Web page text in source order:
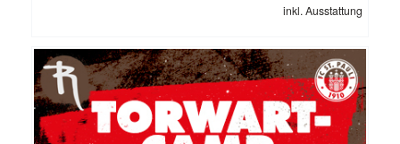
inkl. Ausstattung